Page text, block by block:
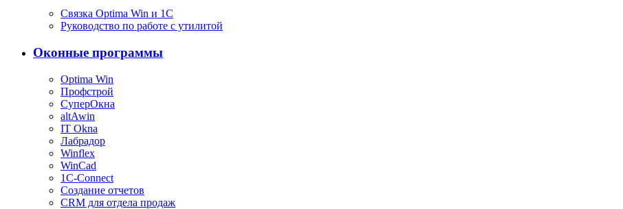
Связка Optima Win и 1С
Руководство по работе с утилитой
Оконные программы
Optima Win
Профстрой
СуперОкна
altAwin
IT Okna
Лабрадор
Winflex
WinCad
1C-Connect
Создание отчетов
CRM для отдела продаж